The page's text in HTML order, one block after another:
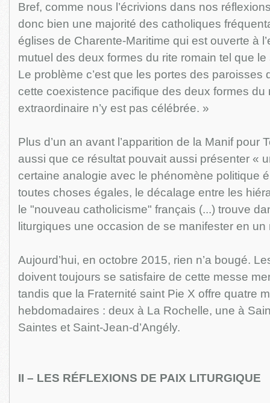
Bref, comme nous l’écrivions dans nos
donc bien une majorité des catholiques
églises de Charente-Maritime qui est ouverte à
mutuel des deux formes du rite romain tel que
Le problème c’est que les portes des paroisses
cette coexistence pacifique des deux formes du
extraordinaire n’y est pas célébrée. »
Plus d’un an avant l’apparition de la Manif pour
aussi que ce résultat pouvait aussi présenter «
certaine analogie avec le phénomène politique
toutes choses égales, le décalage entre les
le "nouveau catholicisme" français (...) trouve
liturgiques une occasion de se manifester en un
Aujourd’hui, en octobre 2015, rien n’a bougé.
doivent toujours se satisfaire de cette messe
tandis que la Fraternité saint Pie X offre quatre
hebdomadaires : deux à La Rochelle, une à
Saintes et Saint-Jean-d’Angély.
II – LES RÉFLEXIONS DE PAIX LITURGIQUE